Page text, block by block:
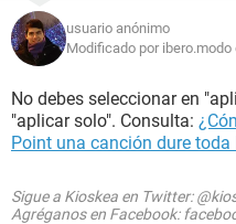
usuario anónimo
Modificado por
No debes seleccionar en
"aplicar solo". Consulta:
Point una canción dure toda
Sigue a Kioskea en Twitter:
Agréganos en Facebook: